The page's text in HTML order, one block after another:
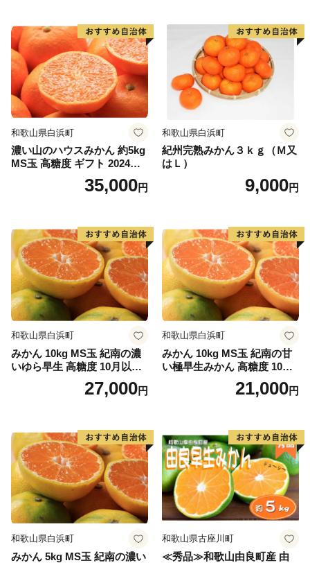
和歌山県白浜町
濃い山のハウスみかん 約5kg
MS玉 高糖度 ギフト 2024年7
35,000円
和歌山県白浜町
紀州完熟みかん３ｋｇ（Ｍ又
はＬ）
9,000円
和歌山県白浜町
みかん 10kg MS玉 紀南の濃
いゆら早生 高糖度 10月以降
発送 マルチ被覆栽培27,000円
和歌山県白浜町
みかん 10kg MS玉 紀南の甘
い極早生みかん 高糖度 10月
以降発送 マルチ被覆栽培
21,000円
和歌山県白浜町
みかん 5kg MS玉 紀南の濃い
和歌山県古座川町
≪秀品≫和歌山由良町産 由